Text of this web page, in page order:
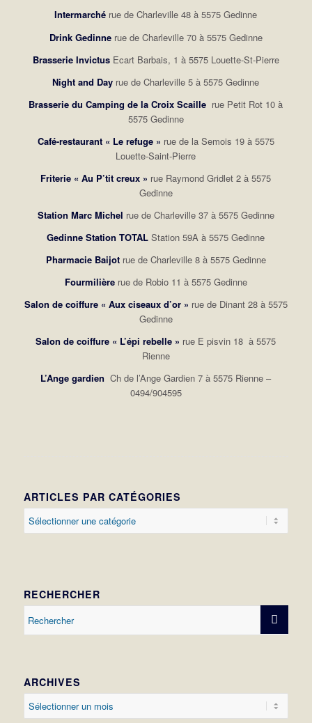
Intermarché rue de Charleville 48 à 5575 Gedinne
Drink Gedinnerue de Charleville 70 à 5575 Gedinne
Brasserie InvictusEcart Barbais, 1 à 5575 Louette-St-Pierre
Night and Day rue de Charleville 5 à 5575 Gedinne
Brasserie du Camping de la Croix Scaille rue Petit Rot 10 à
5575 Gedinne
Café-restaurant « Le refuge » rue de la Semois 19 à 5575
Louette-Saint-Pierre
Friterie « Au P’tit creux » rue Raymond Gridlet 2 à 5575
Gedinne
Station Marc Michel rue de Charleville 37 à 5575 Gedinne
Gedinne Station TOTAL Station 59A à 5575 Gedinne
Pharmacie Baijotrue de Charleville 8 à 5575 Gedinne
Fourmilièrerue de Robio 11 à 5575 Gedinne
Salon de coiffure « Aux ciseaux d’or » rue de Dinant 28 à 5575
Gedinne
Salon de coiffure « L’épi rebelle » rue E pisvin 18 à 5575
Rienne
L’Ange gardien Ch de l’Ange Gardien 7 à 5575 Rienne –
0494/904595
ARTICLES PAR CATÉGORIES
RECHERCHER
ARCHIVES